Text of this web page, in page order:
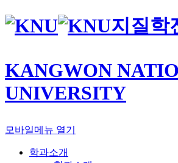
지질학
KANGWON
UNIVERSITY
모바일메뉴 열기
학과소개